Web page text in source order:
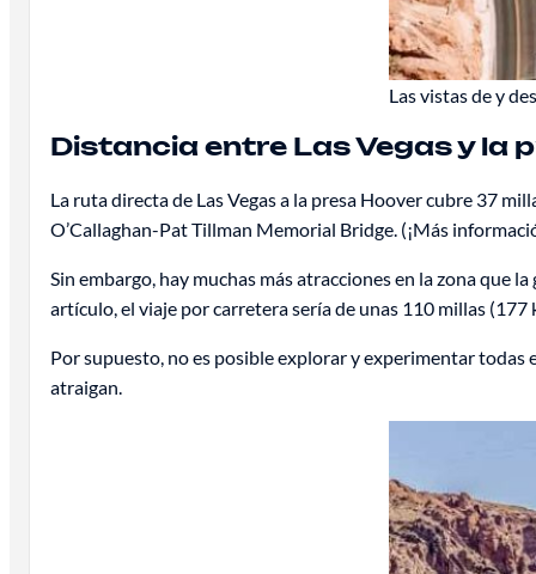
Las vistas de y
Distancia entre Las Vegas y la
La ruta directa de Las Vegas a la presa Hoover cubre 37
O’Callaghan-Pat Tillman Memorial Bridge. (¡Más
Sin embargo, hay muchas más atracciones en la zona que
artículo, el viaje por carretera sería de unas 110 millas
Por supuesto, no es posible explorar y experimentar todas
atraigan.